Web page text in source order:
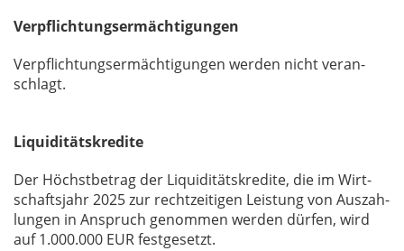
Verpflichtungsermächtigungen
Ver­pflich­tungs­er­mäch­ti­gun­gen wer­den nicht ver­an­
schlagt.
Liquiditätskredite
Der Höchst­be­trag der Li­qui­di­täts­kre­di­te, die im Wirt­
schafts­jahr 2025 zur recht­zei­ti­gen Leis­tung von Aus­zah­
lun­gen in An­spruch ge­nom­men wer­den dür­fen, wird
auf 1.000.000 EUR fest­ge­setzt.